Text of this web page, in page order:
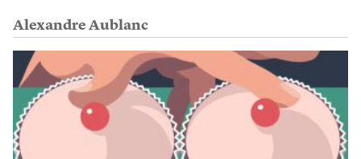
Alexandre Aublanc